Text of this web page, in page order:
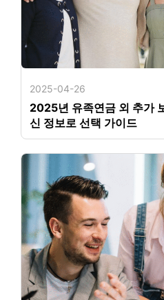
2025-04-26
2025년 유족연금 외 추가
신 정보로 선택 가이드